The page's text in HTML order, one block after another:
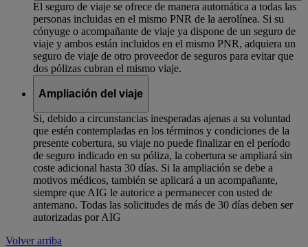
El seguro de viaje se ofrece de manera automática a todas las
personas incluidas en el mismo PNR de la aerolínea. Si su
cónyuge o acompañante de viaje ya dispone de un seguro de
viaje y ambos están incluidos en el mismo PNR, adquiera un
seguro de viaje de otro proveedor de seguros para evitar que
dos pólizas cubran el mismo viaje.
Ampliación del viaje
Si, debido a circunstancias inesperadas ajenas a su voluntad
que estén contempladas en los términos y condiciones de la
presente cobertura, su viaje no puede finalizar en el período
de seguro indicado en su póliza, la cobertura se ampliará sin
coste adicional hasta 30 días. Si la ampliación se debe a
motivos médicos, también se aplicará a un acompañante,
siempre que AIG le autorice a permanecer con usted de
antemano. Todas las solicitudes de más de 30 días deben ser
autorizadas por AIG
Volver arriba